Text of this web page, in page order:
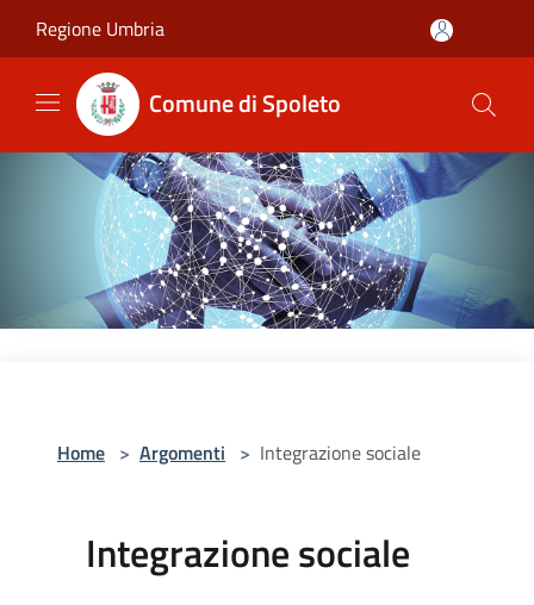
Regione Umbria
Comune di Spoleto
Home > Argomenti > Integrazione sociale
Integrazione sociale